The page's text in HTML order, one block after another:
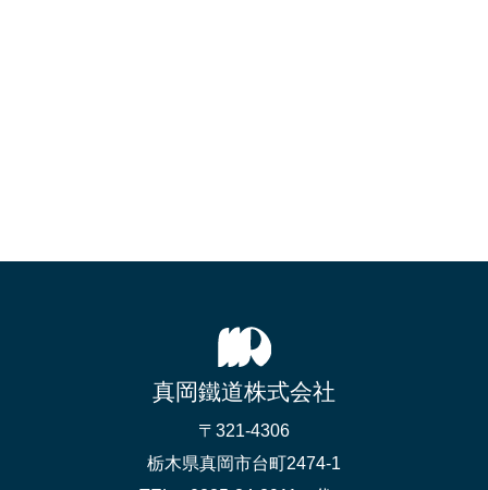
真岡鐵道株式会社
〒321-4306
栃木県真岡市台町2474-1